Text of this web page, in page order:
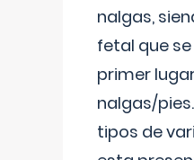
nalgas,
fetal que
primer
nalgas/
tipos de